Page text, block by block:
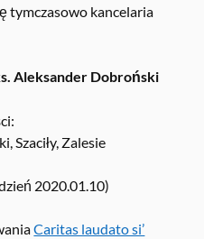
tymczasowo kancelaria
Aleksander Dobroński
Szaciły, Zalesie
2020.01.10)
Caritas laudato si’